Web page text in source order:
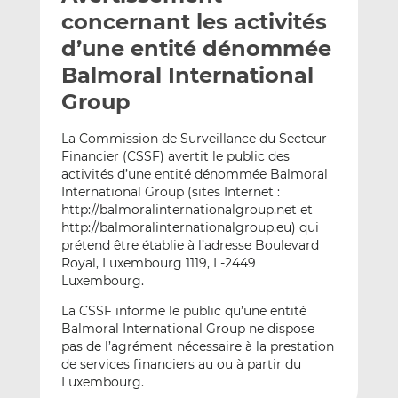
e
p
a
m
a
i
l
g
e
r
s
L
i
n
k
e
d
I
g
e
r
s
F
a
c
e
b
o
o
concernant les activités
d’une entité dénommée
Balmoral International
Group
La Commission de Surveillance du Secteur
Financier (CSSF) avertit le public des
activités d’une entité dénommée Balmoral
International Group (sites Internet :
http://balmoralinternationalgroup.net et
http://balmoralinternationalgroup.eu) qui
prétend être établie à l’adresse Boulevard
Royal, Luxembourg 1119, L-2449
Luxembourg.
La CSSF informe le public qu’une entité
Balmoral International Group ne dispose
pas de l’agrément nécessaire à la prestation
de services financiers au ou à partir du
Luxembourg.